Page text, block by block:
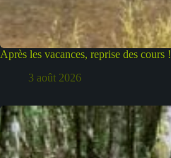
Après les vacances, reprise des cours !
3 août 2026